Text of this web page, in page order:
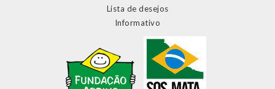
Lista de desejos
Informativo